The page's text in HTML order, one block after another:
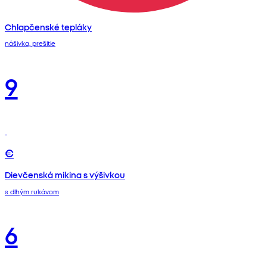
Chlapčenské tepláky
nášivka, prešitie
9
€
Dievčenská mikina s výšivkou
s dlhým rukávom
6